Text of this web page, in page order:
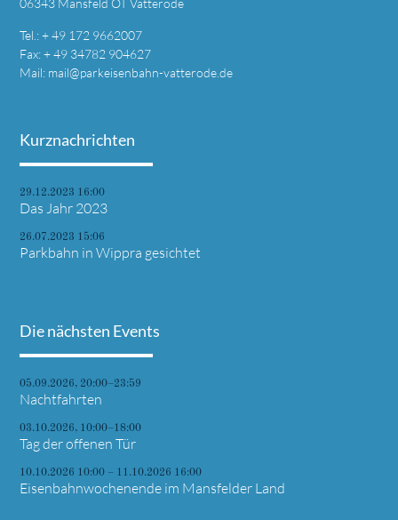
06343 Mansfeld OT Vatterode
Tel.: + 49 172 9662007
Fax: + 49 34782 904627
Mail: mail@parkeisenbahn-vatterode.de
Kurznachrichten
29.12.2023 16:00
Das Jahr 2023
26.07.2023 15:06
Parkbahn in Wippra gesichtet
Die nächsten Events
05.09.2026, 20:00–23:59
Nachtfahrten
03.10.2026, 10:00–18:00
Tag der offenen Tür
10.10.2026 10:00 – 11.10.2026 16:00
Eisenbahnwochenende im Mansfelder Land